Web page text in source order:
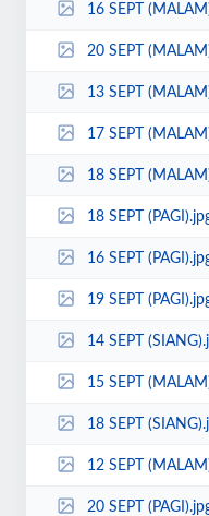
16 SEPT
20 SEPT
13 SEPT
17 SEPT
18 SEPT
18 SEPT
16 SEPT
19 SEPT
14 SEPT
15 SEPT
18 SEPT
12 SEPT
20 SEPT